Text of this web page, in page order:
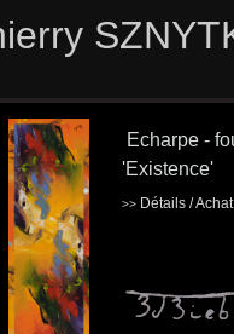
Echarpe -
'Existence'
>> Détails /